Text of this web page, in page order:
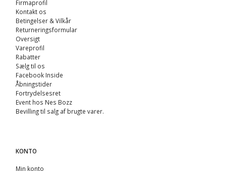
Firmaprofil
Kontakt os
Betingelser & Vilkår
Returneringsformular
Oversigt
Vareprofil
Rabatter
Sælg til os
Facebook Inside
Åbningstider
Fortrydelsesret
Event hos Nes Bozz
Bevilling til salg af brugte varer.
KONTO
Min konto